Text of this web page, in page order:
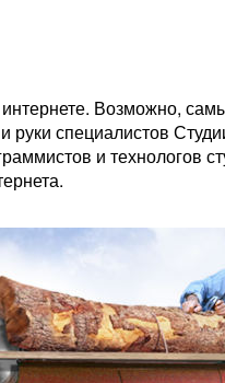
Возможно,
специалистов
и технологов